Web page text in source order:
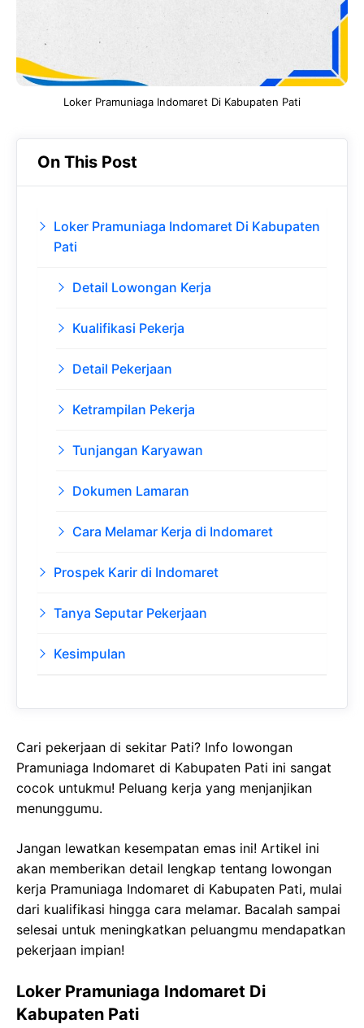
Loker Pramuniaga Indomaret Di Kabupaten Pati
On This Post
Loker Pramuniaga Indomaret Di Kabupaten
Pati
Detail Lowongan Kerja
Kualifikasi Pekerja
Detail Pekerjaan
Ketrampilan Pekerja
Tunjangan Karyawan
Dokumen Lamaran
Cara Melamar Kerja di Indomaret
Prospek Karir di Indomaret
Tanya Seputar Pekerjaan
Kesimpulan
Cari pekerjaan di sekitar Pati? Info lowongan
Pramuniaga Indomaret di Kabupaten Pati ini sangat
cocok untukmu! Peluang kerja yang menjanjikan
menunggumu.
Jangan lewatkan kesempatan emas ini! Artikel ini
akan memberikan detail lengkap tentang lowongan
kerja Pramuniaga Indomaret di Kabupaten Pati, mulai
dari kualifikasi hingga cara melamar. Bacalah sampai
selesai untuk meningkatkan peluangmu mendapatkan
pekerjaan impian!
Loker Pramuniaga Indomaret Di
Kabupaten Pati